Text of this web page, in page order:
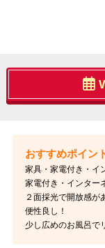
家具・家電付き・イ
家電付き・インター
２面採光で開放感が
便性良し！
少し広めのお風呂で